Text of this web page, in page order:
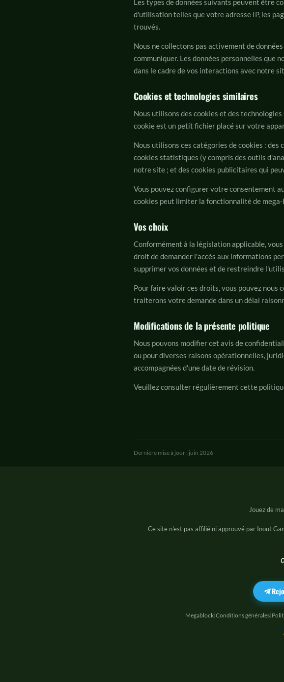
Les types de données suivants peuvent être
d'utilisation telles que votre adresse IP, les
trouvés.
Nous ne collectons pas activement de
communiquer. Les données personnelles que
dans le cadre de vos interactions avec notre
Cookies et technologies similaires
Nous utilisons des cookies et des
cookie est un petit fichier placé sur votre
Nous utilisons ces catégories de cookies :
cookies statistiques (y compris des outils
notre site ; et des cookies publicitaires qui
Vous pouvez configurer votre consentement
cookies peut limiter la fonctionnalité de mega-
Vos choix
Conformément à la législation applicable,
droit de demander l'accès aux informations
supprimer vos données et de restreindre
Pour faire valoir ces droits, vous pouvez
traiterons votre demande dans un délai
Modifications de la présente politique
Nous pouvons modifier cet avis de
ou pour diverses raisons opérationnelles,
accompagnées d'une date de révision.
Veuillez consulter régulièrement cette
Dernière mise à jour : juin 2026
Jouez de
Ce site n'est pas affilié ni approuvé par Inout
Megablock| Conditions générales|